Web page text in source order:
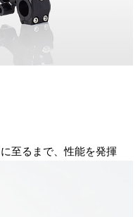
至るまで、性能を発揮